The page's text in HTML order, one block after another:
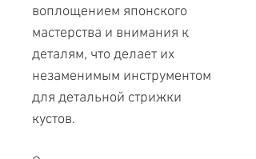
воплощением японского
мастерства и внимания к
деталям, что делает их
незаменимым инструментом
для детальной стрижки
кустов.